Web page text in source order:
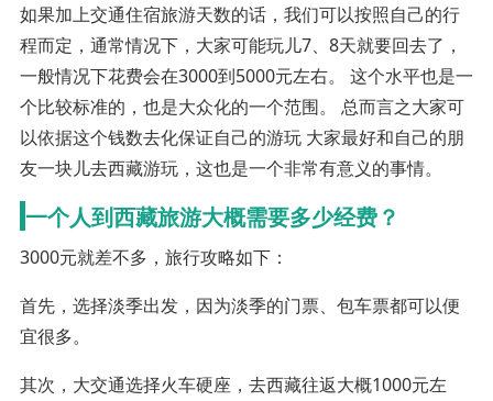
如果加上交通住宿旅游天数的话，我们可以按照自己的行
程而定，通常情况下，大家可能玩儿7、8天就要回去了，
一般情况下花费会在3000到5000元左右。 这个水平也是一
个比较标准的，也是大众化的一个范围。 总而言之大家可
以依据这个钱数去化保证自己的游玩 大家最好和自己的朋
友一块儿去西藏游玩，这也是一个非常有意义的事情。
一个人到西藏旅游大概需要多少经费？
3000元就差不多，旅行攻略如下：
首先，选择淡季出发，因为淡季的门票、包车票都可以便
宜很多。
其次，大交通选择火车硬座，去西藏往返大概1000元左